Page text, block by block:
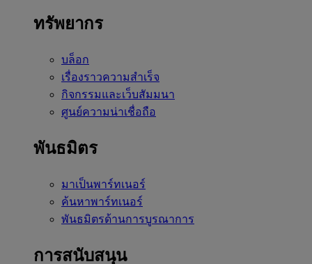
ทรัพยากร
บล็อก
เรื่องราวความสำเร็จ
กิจกรรมและเว็บสัมมนา
ศูนย์ความน่าเชื่อถือ
พันธมิตร
มาเป็นพาร์ทเนอร์
ค้นหาพาร์ทเนอร์
พันธมิตรด้านการบูรณาการ
การสนับสนุน